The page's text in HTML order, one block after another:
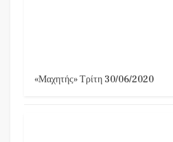
«Μαχητής» Τρίτη 30/06/2020